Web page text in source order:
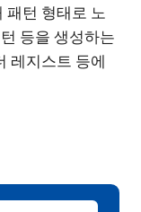
패턴 형태로 노
등을 생성하는
레지스트 등에